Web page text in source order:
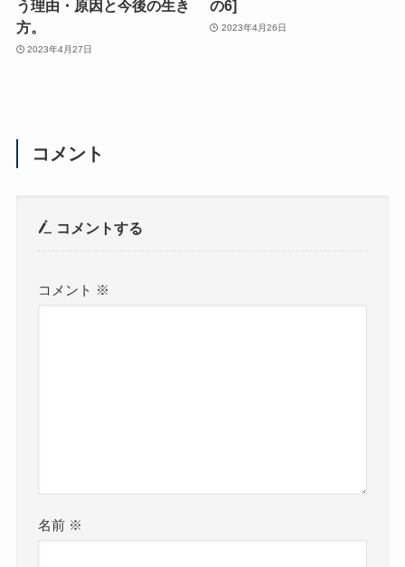
う理由・原因と今後の生き
方。
2023年4月27日
の6]
2023年4月26日
コメント
コメントする
コメント ※
名前 ※